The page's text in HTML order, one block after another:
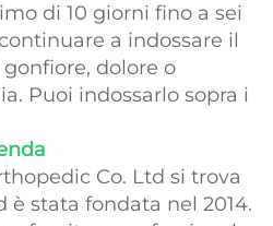
di 10 giorni fino a sei
a indossare il
dolore o
Puoi indossarlo sopra i
Co. Ltd si trova
è stata fondata nel 2014.